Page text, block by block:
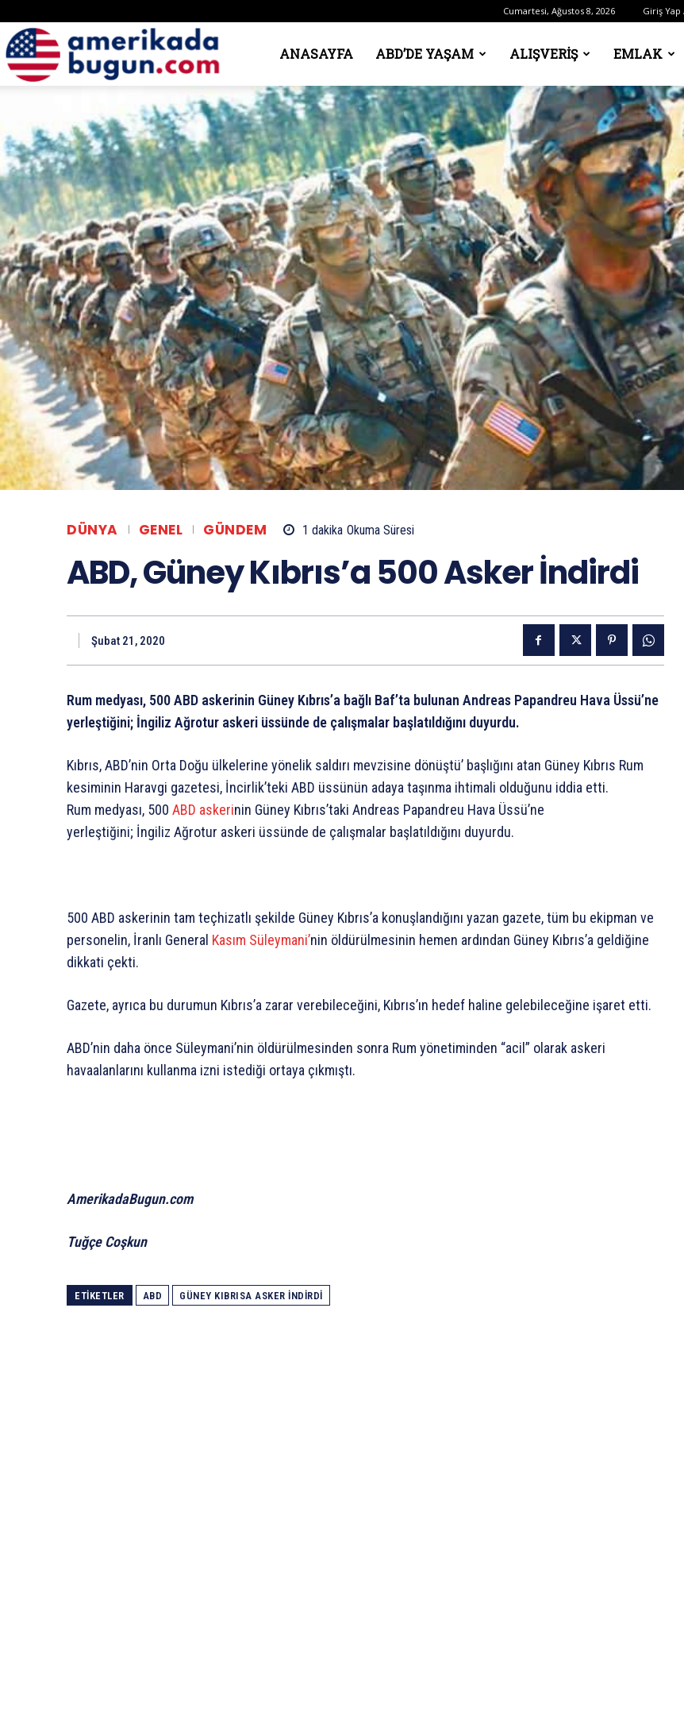
Cumartesi, Ağustos 8, 2026 Giriş Yap
Amerika’da
Bugün
ANASAYFA ABD’DE YAŞAM ALIŞVERIŞ EMLAK
DÜNYA GENEL GÜNDEM 1 dakika Okuma Süresi
ABD, Güney Kıbrıs’a 500 Asker İndirdi
Şubat 21, 2020
Rum medyası, 500 ABD askerinin Güney Kıbrıs’a bağlı Baf’ta bulunan Andreas Papandreu Hava Üssü’ne
yerleştiğini; İngiliz Ağrotur askeri üssünde de çalışmalar başlatıldığını duyurdu.
Kıbrıs, ABD’nin Orta Doğu ülkelerine yönelik saldırı mevzisine dönüştü’ başlığını atan Güney Kıbrıs Rum
kesiminin Haravgi gazetesi, İncirlik’teki ABD üssünün adaya taşınma ihtimali olduğunu iddia etti.
Rum medyası, 500 ABD askerinin Güney Kıbrıs’taki Andreas Papandreu Hava Üssü’ne
yerleştiğini; İngiliz Ağrotur askeri üssünde de çalışmalar başlatıldığını duyurdu.
500 ABD askerinin tam teçhizatlı şekilde Güney Kıbrıs’a konuşlandığını yazan gazete, tüm bu ekipman ve
personelin, İranlı General Kasım Süleymani’nin öldürülmesinin hemen ardından Güney Kıbrıs’a geldiğine
dikkati çekti.
Gazete, ayrıca bu durumun Kıbrıs’a zarar verebileceğini, Kıbrıs’ın hedef haline gelebileceğine işaret etti.
ABD’nin daha önce Süleymani’nin öldürülmesinden sonra Rum yönetiminden “acil” olarak askeri
havaalanlarını kullanma izni istediği ortaya çıkmıştı.
AmerikadaBugun.com
Tuğçe Coşkun
ETIKETLER ABD GÜNEY KIBRISA ASKER İNDIRDI